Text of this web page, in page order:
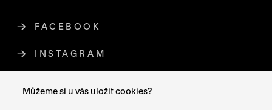
Můžeme si u vás uložit cookies?
FACEBOOKODKAZ SE OTEVŘE NA NOVÉ
INSTAGRAMODKAZ SE OTEVŘE NA NOVÉ